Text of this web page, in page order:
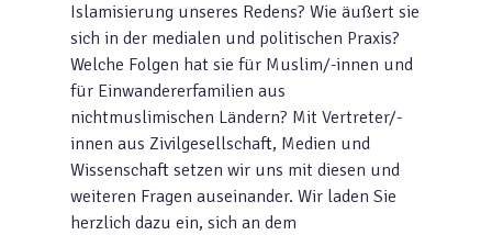
Islamisierung unseres Redens? Wie äußert sie
sich in der medialen und politischen Praxis?
Welche Folgen hat sie für Muslim/-innen und
für Einwandererfamilien aus
nichtmuslimischen Ländern? Mit Vertreter/-
innen aus Zivilgesellschaft, Medien und
Wissenschaft setzen wir uns mit diesen und
weiteren Fragen auseinander. Wir laden Sie
herzlich dazu ein, sich an dem